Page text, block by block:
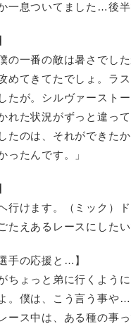
一息ついてました…後半
の一番の敵は暑さでし
めてきてたでしょ。ラ
たが。シルヴァースト
た状況がずっと違っ
のは、それができた
たんです。」
行けます。（ミック）
えあるレースにしたい
手の応援と…】
ちょっと弟に行くよ
。僕は、こう言う事や
ス中は、ある種の事